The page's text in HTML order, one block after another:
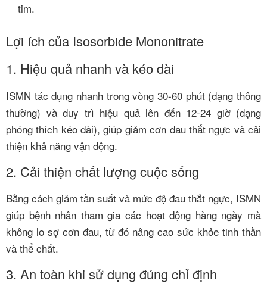
tim.
Lợi ích của Isosorbide Mononitrate
1. Hiệu quả nhanh và kéo dài
ISMN tác dụng nhanh trong vòng 30-60 phút (dạng thông
thường) và duy trì hiệu quả lên đến 12-24 giờ (dạng
phóng thích kéo dài), giúp giảm cơn đau thắt ngực và cải
thiện khả năng vận động.
2. Cải thiện chất lượng cuộc sống
Bằng cách giảm tần suất và mức độ đau thắt ngực, ISMN
giúp bệnh nhân tham gia các hoạt động hàng ngày mà
không lo sợ cơn đau, từ đó nâng cao sức khỏe tinh thần
và thể chất.
3. An toàn khi sử dụng đúng chỉ định